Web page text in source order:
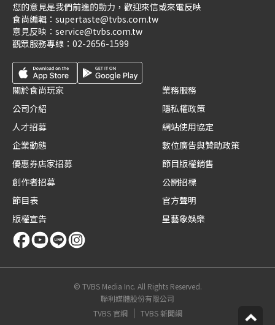
您的意見是我們前進的動力，歡迎來信或來電反映
食尚編輯： supertaste@tvbs.com.tw
意見反映： service@tvbs.com.tw
觀眾服務專線： 02-2656-1599
關於食尚玩家
公司介紹
人才招募
企業動態
優惠券店家招募
創作者招募
節目表
版權宣告
業務服務
隱私權政策
網站使用協定
數位廣告與贊助政策
節目版權銷售
公開招標
官方聲明
星藝象娛樂
© TVBS Media Inc. All Rights Reserved.
聯利媒體股份有限公司
TVBS 官網
TVBS 新聞網